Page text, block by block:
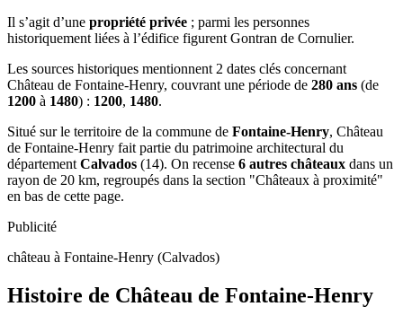
Il s’agit d’une propriété privée ; parmi les personnes
historiquement liées à l’édifice figurent Gontran de Cornulier.
Les sources historiques mentionnent 2 dates clés concernant
Château de Fontaine-Henry, couvrant une période de 280 ans (de
1200 à 1480) : 1200, 1480.
Situé sur le territoire de la commune de Fontaine-Henry, Château
de Fontaine-Henry fait partie du patrimoine architectural du
département Calvados (14). On recense 6 autres châteaux dans un
rayon de 20 km, regroupés dans la section "Châteaux à proximité"
en bas de cette page.
Publicité
château à Fontaine-Henry (Calvados)
Histoire de Château de Fontaine-Henry